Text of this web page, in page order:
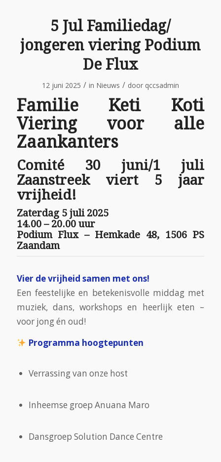
5 Jul Familiedag/
jongeren viering Podium
De Flux
12 juni 2025 / in Nieuws / door qccsadmin
Familie Keti Koti
Viering voor alle
Zaankanters
Comité 30 juni/1 juli
Zaanstreek viert 5 jaar
vrijheid!
Zaterdag 5 juli 2025
14.00 – 20.00 uur
Podium Flux – Hemkade 48, 1506 PS
Zaandam
Vier de vrijheid samen met ons!
Een feestelijke en betekenisvolle middag met
muziek, dans, workshops en heerlijk eten –
voor jong én oud!
Programma hoogtepunten
Verrassing van onze host
Inheemse groep Anuana Maro
Dansgroep Solution Dance Centre